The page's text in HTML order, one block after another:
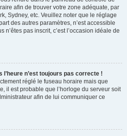
afin de trouver votre zone adéquate, par
Sydney, etc. Veuillez noter que le réglage
des autres paramètres, n’est accessible
n’êtes pas inscrit, c’est l’occasion idéale de
l’heure n’est toujours pas correcte !
réglé le fuseau horaire mais que
il est probable que l’horloge du serveur soit
afin de lui communiquer ce